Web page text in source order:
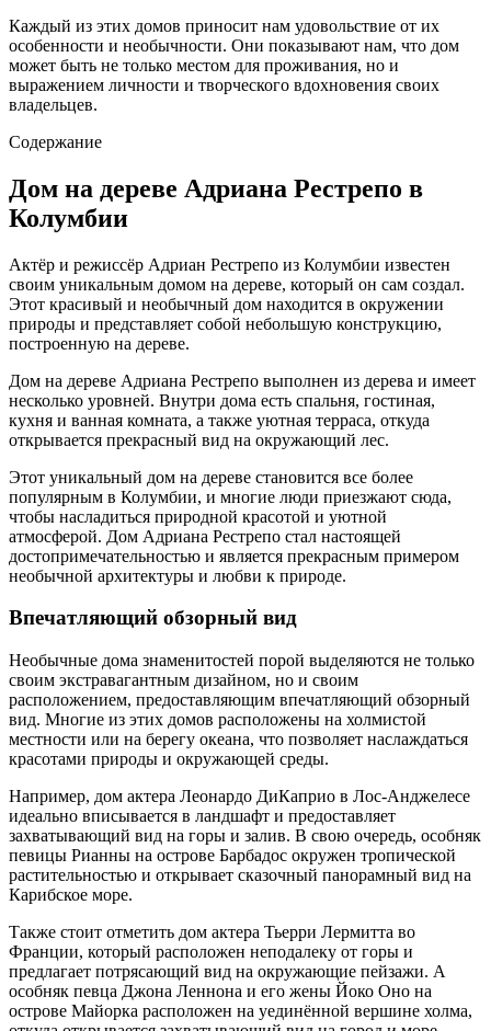
Каждый из этих домов приносит нам удовольствие от их
особенности и необычности. Они показывают нам, что дом
может быть не только местом для проживания, но и
выражением личности и творческого вдохновения своих
владельцев.
Содержание
Дом на дереве Адриана Рестрепо в
Колумбии
Актёр и режиссёр Адриан Рестрепо из Колумбии известен
своим уникальным домом на дереве, который он сам создал.
Этот красивый и необычный дом находится в окружении
природы и представляет собой небольшую конструкцию,
построенную на дереве.
Дом на дереве Адриана Рестрепо выполнен из дерева и имеет
несколько уровней. Внутри дома есть спальня, гостиная,
кухня и ванная комната, а также уютная терраса, откуда
открывается прекрасный вид на окружающий лес.
Этот уникальный дом на дереве становится все более
популярным в Колумбии, и многие люди приезжают сюда,
чтобы насладиться природной красотой и уютной
атмосферой. Дом Адриана Рестрепо стал настоящей
достопримечательностью и является прекрасным примером
необычной архитектуры и любви к природе.
Впечатляющий обзорный вид
Необычные дома знаменитостей порой выделяются не только
своим экстравагантным дизайном, но и своим
расположением, предоставляющим впечатляющий обзорный
вид. Многие из этих домов расположены на холмистой
местности или на берегу океана, что позволяет наслаждаться
красотами природы и окружающей среды.
Например, дом актера Леонардо ДиКаприо в Лос-Анджелесе
идеально вписывается в ландшафт и предоставляет
захватывающий вид на горы и залив. В свою очередь, особняк
певицы Рианны на острове Барбадос окружен тропической
растительностью и открывает сказочный панорамный вид на
Карибское море.
Также стоит отметить дом актера Тьерри Лермитта во
Франции, который расположен неподалеку от горы и
предлагает потрясающий вид на окружающие пейзажи. А
особняк певца Джона Леннона и его жены Йоко Оно на
острове Майорка расположен на уединённой вершине холма,